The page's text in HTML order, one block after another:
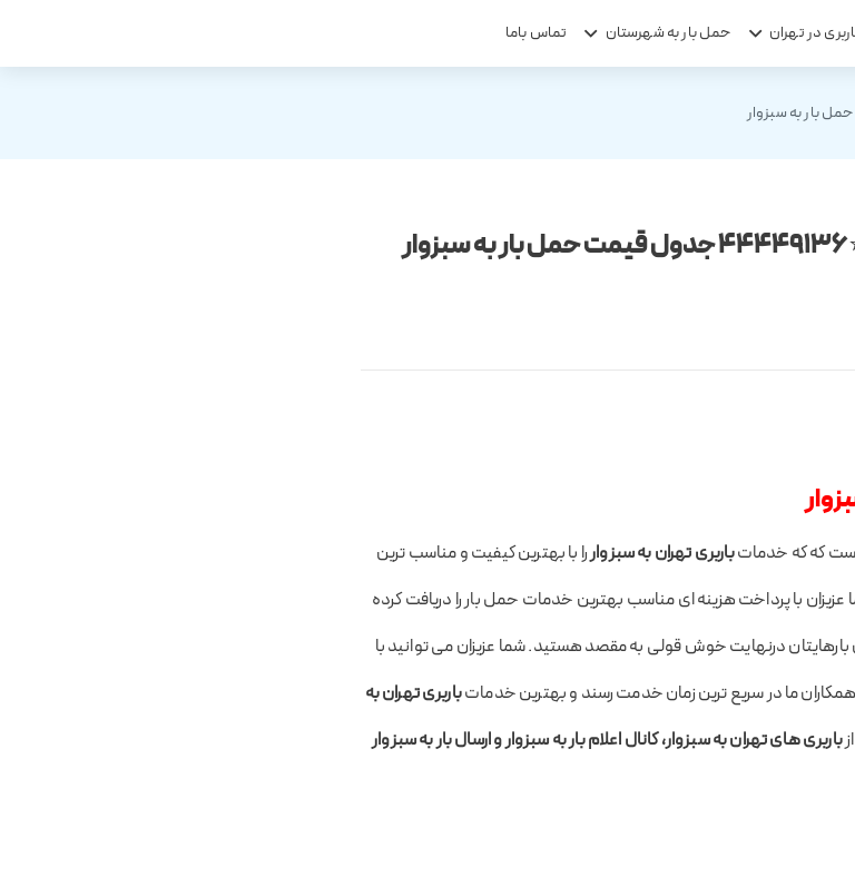
در تهران حمل بار به شهرستان تماس باما
که که خدماتباربری تهران به سبزواررا با بهترین کیفیت و مناسب ترین
با پرداخت هزینه ای مناسب بهترین خدمات حمل بار را دریافت کرده
درنهایت خوش قولی به مقصد هستید. شما عزیزان می توانید با
ما در سریع ترین زمان خدمت رسند و بهترین خدماتباربری تهران به
باربری های تهران به سبزوار، کانال اعلام بار به سبزوار و ارسال بار به سبزوار